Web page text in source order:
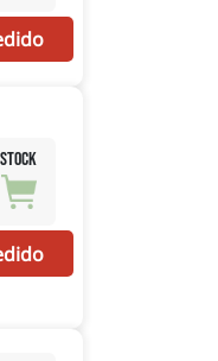
STOCK